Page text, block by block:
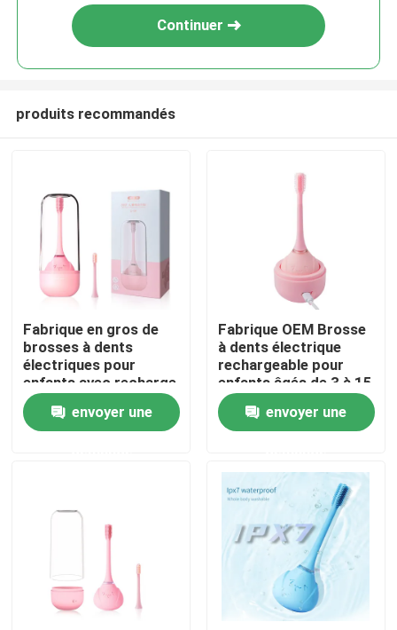
À la maison
Produits
Vidéos
Visite de l'usine
Contrôle de la qualité
Continuer
produits recommandés
Fabrique en gros de
brosses à dents
électriques pour
enfants avec recharge
sans fil
envoyer une
Fabrique OEM Brosse
à dents électrique
rechargeable pour
enfants âgés de 3 à 15
ans avec silicone
circulaireenvoyer une